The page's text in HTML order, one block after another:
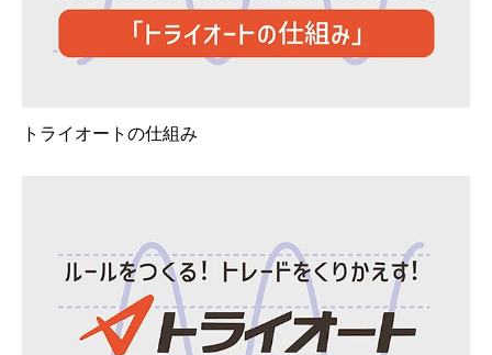
トライオートの仕組み